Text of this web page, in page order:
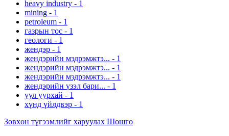
heavy industry - 1
mining - 1
petroleum - 1
газрын тос - 1
геологи - 1
жендэр - 1
жендэрийн мэдрэмжтэ... - 1
жендэрийн мэдрэмжтэ... - 1
жендэрийн мэдрэмжтэ... - 1
жендэрийн үзэл бари... - 1
уул уурхай - 1
хүнд үйлдвэр - 1
Зөвхөн түгээмлийг харуулах Шошго